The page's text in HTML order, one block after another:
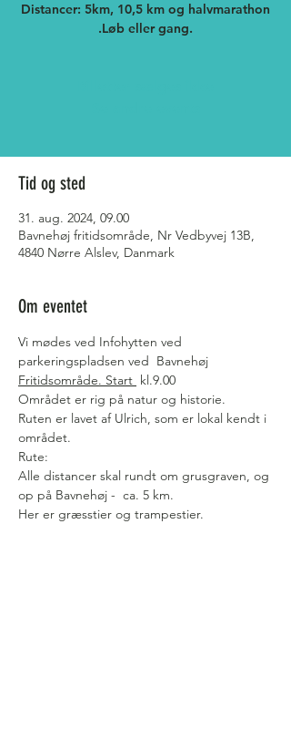
Distancer: 5km, 10,5 km og halvmarathon
Tid og sted
31. aug. 2024, 09.00
Bavnehøj fritidsområde, Nr Vedbyvej 13B,
4840 Nørre Alslev, Danmark
Om eventet
Vi mødes ved Infohytten ved
parkeringspladsen ved  Bavnehøj
Fritidsområde. Start kl.9.00
Området er rig på natur og historie.
Ruten er lavet af Ulrich, som er lokal kendt i
området.
Rute:
Alle distancer skal rundt om grusgraven, og
op på Bavnehøj -  ca. 5 km.
Her er græsstier og trampestier.